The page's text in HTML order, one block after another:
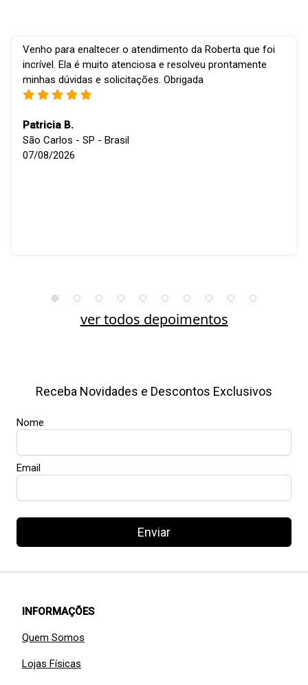
Venho para enaltecer o atendimento da Roberta que foi
incrível. Ela é muito atenciosa e resolveu prontamente
minhas dúvidas e solicitações. Obrigada
Patricia B.
São Carlos - SP - Brasil
07/08/2026
ver todos depoimentos
Receba Novidades e Descontos Exclusivos
Nome
Email
Enviar
INFORMAÇÕES
Quem Somos
Lojas Físicas